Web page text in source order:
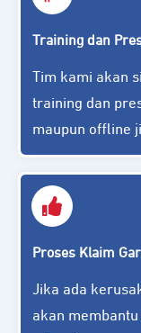
Training dan
Tim kami akan
training dan
maupun offline
Proses Klaim
Jika ada
akan